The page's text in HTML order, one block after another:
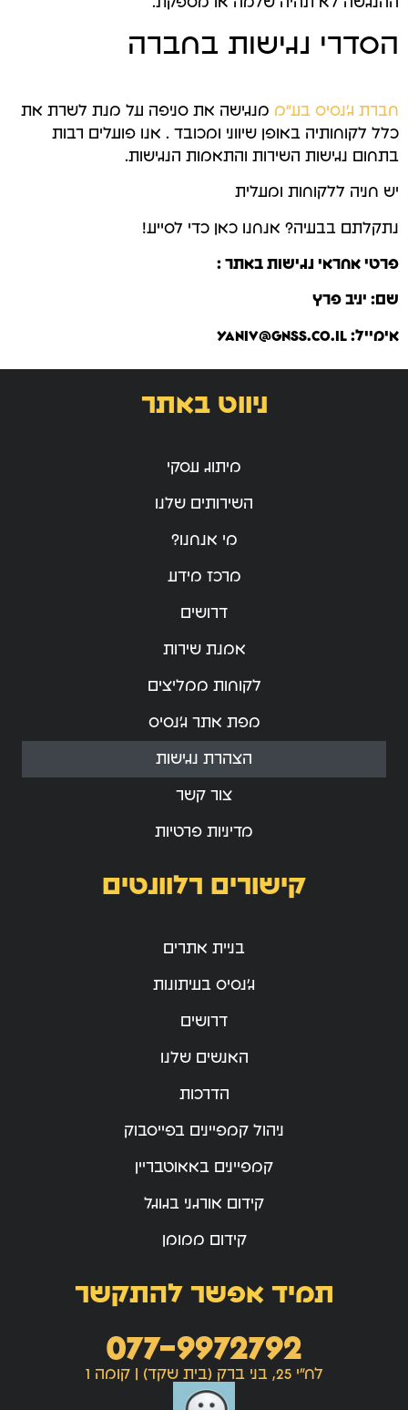
הסדרי נגישות בחברה
חברת ג'נסיס בע"מ מנגישה את סניפה על מנת לשרת את
כלל לקוחותיה באופן שיווני ומכובד . אנו פועלים רבות
בתחום נגישות השירות והתאמות הנגישות.
יש חניה ללקוחות ומעלית
נתקלתם בבעיה? אנחנו כאן כדי לסייע!
פרטי אחראי נגישות באתר :
שם: יניב פרץ
אימייל: yaniv@gnss.co.il
ניווט באתר
מיתוג עסקי
השירותים שלנו
מי אנחנו?
מרכז מידע
דרושים
אמנת שירות
לקוחות ממליצים
מפת אתר ג’נסיס
הצהרת נגישות
צור קשר
מדיניות פרטיות
קישורים רלוונטים
בניית אתרים
ג’נסיס בעיתונות
דרושים
האנשים שלנו
הדרכות
ניהול קמפיינים בפייסבוק
קמפיינים באאוטבריין
קידום אורגני בגוגל
קידום ממומן
תמיד אפשר להתקשר
077-9972792
לח"י 25, בני ברק (בית שקד) | קומה 1